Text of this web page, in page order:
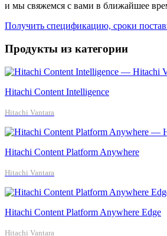
и мы свяжемся с вами в ближайшее
Получить спецификацию, сроки
Продукты из категории
Hitachi Content Intelligence
Hitachi Vantara
Hitachi Content Platform Anywhere
Hitachi Vantara
Hitachi Content Platform Anywhere Edge
Hitachi Vantara